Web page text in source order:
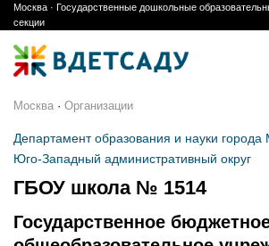
Skip
to
content
Москва · Государственные дошкольные
секции
Москва · Организации
Департамент образования и науки города
Юго-Западный административный округ
ГБОУ школа № 1514
Государственное